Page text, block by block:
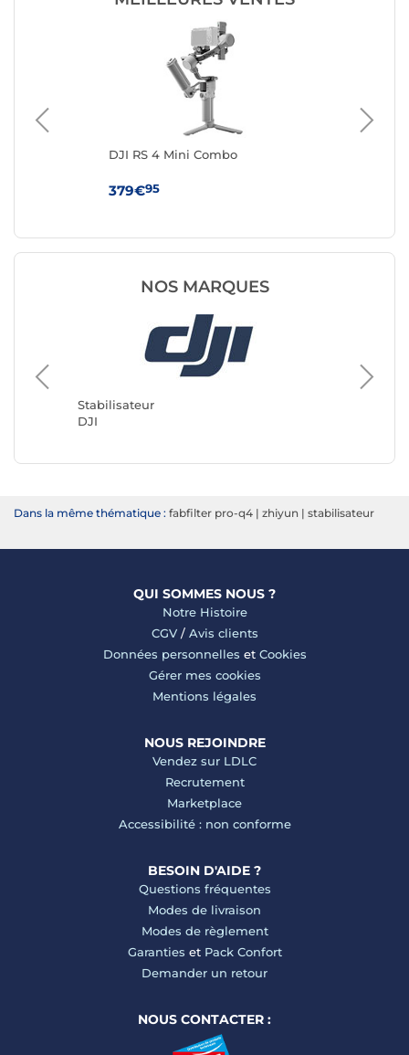
DJI RS 4 Mini Combo
379€95
NOS MARQUES
Stabilisateur
DJI
Dans la même thématique : fabfilter pro-q4 | zhiyun | stabilisateur
QUI SOMMES NOUS ?
Notre Histoire
CGV/ Avis clients
Données personnelles et Cookies
Gérer mes cookies
Mentions légales
NOUS REJOINDRE
Vendez sur LDLC
Recrutement
Marketplace
Accessibilité : non conforme
BESOIN D'AIDE ?
Questions fréquentes
Modes de livraison
Modes de règlement
Garanties et Pack Confort
Demander un retour
NOUS CONTACTER :